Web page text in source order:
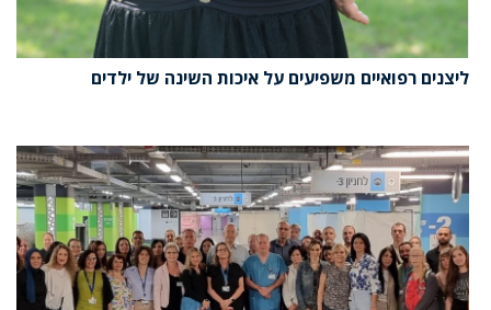
ליצנים רפואיים משפיעים על איכות השינה של ילדים